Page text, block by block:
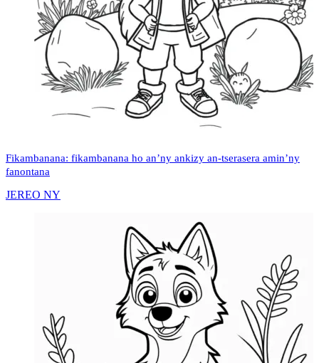
Fikambanana: fikambanana ho an’ny ankizy an-tserasera amin’ny
fanontana
JEREO NY